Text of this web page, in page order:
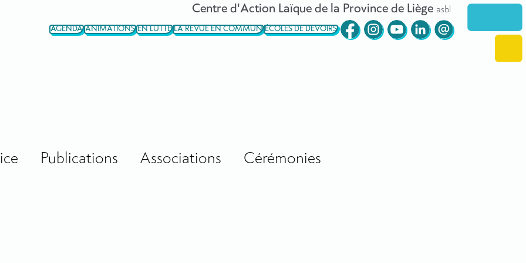
Centre d'Action Laïque de la Province de Liège asbl
AGENDA ANIMATIONS EN LUTTE LA REVUE EN COMMUN ÉCOLES DE DEVOIRS
Publications Associations Cérémonies